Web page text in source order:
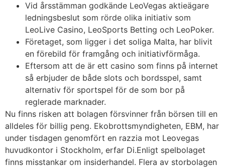
Vid årsstämman godkände LeoVegas aktieägare
ledningsbeslut som rörde olika initiativ som
LeoLive Casino, LeoSports Betting och LeoPoker.
Företaget, som ligger i det soliga Malta, har blivit
en förebild för framgång och initiativförmåga.
Eftersom att de är ett casino som finns på internet
så erbjuder de både slots och bordsspel, samt
alternativ för sportspel för de som bor på
reglerade marknader.
Nu finns risken att bolagen försvinner från börsen till en
alldeles för billig peng. Ekobrottsmyndigheten, EBM, har
under tisdagen genomfört en razzia mot Leovegas
huvudkontor i Stockholm, erfar Di.Enligt spelbolaget
finns misstankar om insiderhandel. Flera av storbolagen